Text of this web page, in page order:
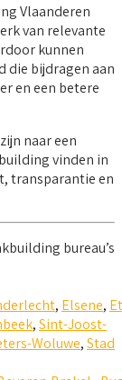
Vlaanderen
van relevante
kunnen
die bijdragen aan
en een betere
naar een
vinden in
transparantie en
bureau’s
, Elsene,
,Sint-Joost-
Woluwe,Stad